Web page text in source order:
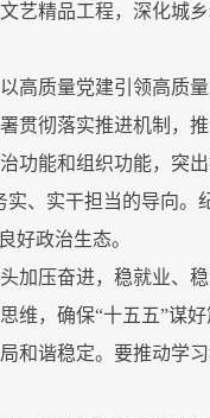
艺精品工程，深化城
高质量党建引领高质
贯彻落实推进机制，
功能和组织功能，突
实、实干担当的导向
好政治生态。
加压奋进，稳就业、
维，确保“十五五”谋
和谐稳定。要推动学